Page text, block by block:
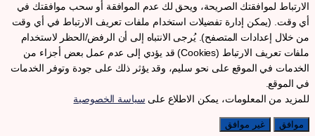
الارتباط لموافقتك الصريحة، ويحق لك عدم الموافقة أو سحب موافقتك في
أي وقت. (يمكن إدارة تفضيلات استخدام ملفات تعريف الارتباط في أي وقت
من خلال إعدادات المتصفح). يُرجى الانتباه إلى أن الرفض/الحظر لاستخدام
ملفات تعريف الارتباط (Cookies) قد يؤدي إلى عدم عمل بعض أجزاء من
الخدمات في الموقع على نحو سليم، وقد يؤثر ذلك على جودة وتوفر الخدمات
في الموقع.
للمزيد من المعلومات، يمكن الاطلاع على سياسة الخصوصية
موافق غير موافق